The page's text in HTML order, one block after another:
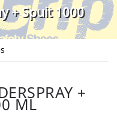
+ Spuit 1000
+
ML